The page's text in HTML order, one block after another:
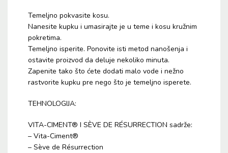
Temeljno pokvasite kosu.
Nanesite kupku i umasirajte je u teme i kosu kružnim
pokretima.
Temeljno isperite. Ponovite isti metod nanošenja i
ostavite proizvod da deluje nekoliko minuta.
Zapenite tako što ćete dodati malo vode i nežno
rastvorite kupku pre nego što je temeljno isperete.
TEHNOLOGIJA:
VITA-CIMENT® I SÈVE DE RÉSURRECTION sadrže:
– Vita-Ciment®
– Sève de Résurrection